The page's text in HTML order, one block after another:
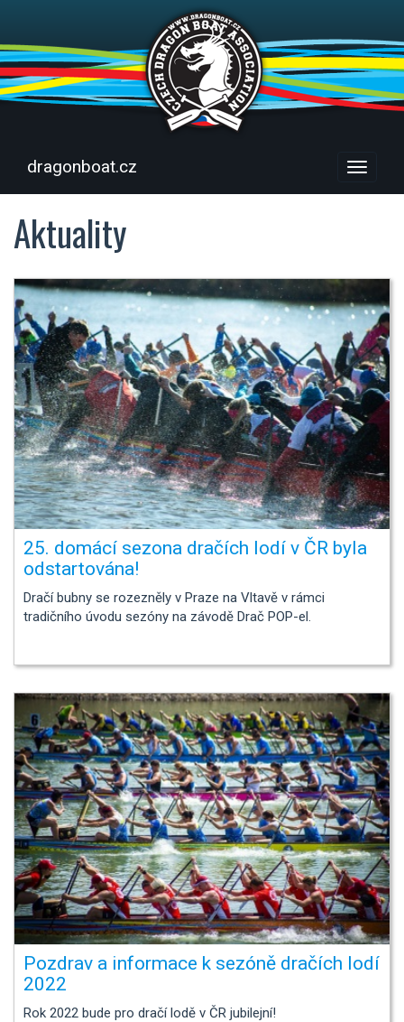
Menu
dragonboat.cz
Aktuality
25. domácí sezona dračích lodí v ČR byla
odstartována!
Dračí bubny se rozezněly v Praze na Vltavě v rámci
tradičního úvodu sezóny na závodě Drač POP-el.
Pozdrav a informace k sezóně dračích lodí
2022
Rok 2022 bude pro dračí lodě v ČR jubilejní!